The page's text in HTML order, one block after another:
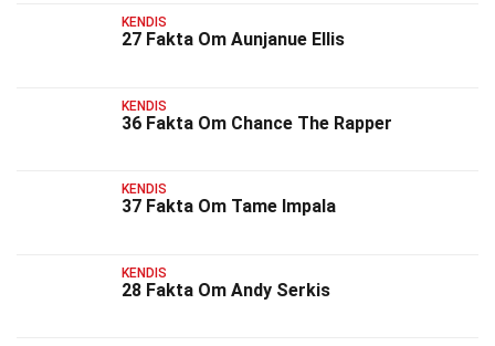
KENDIS
27 Fakta Om Aunjanue Ellis
KENDIS
36 Fakta Om Chance The Rapper
KENDIS
37 Fakta Om Tame Impala
KENDIS
28 Fakta Om Andy Serkis